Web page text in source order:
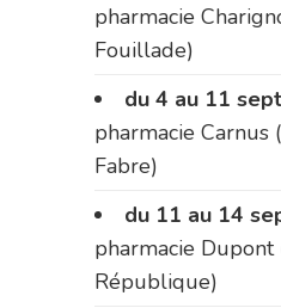
pharmacie
Fouillade)
du 4 au 11
pharmacie
Fabre)
du 11 au 14
pharmacie
République)